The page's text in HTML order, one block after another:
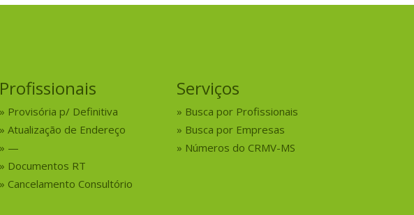
Profissionais
Provisória p/ Definitiva
Atualização de Endereço
—
Documentos RT
Cancelamento Consultório
Serviços
Busca por Profissionais
Busca por Empresas
Números do CRMV-MS